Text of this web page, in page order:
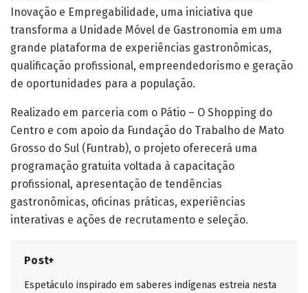
Inovação e Empregabilidade, uma iniciativa que
transforma a Unidade Móvel de Gastronomia em uma
grande plataforma de experiências gastronômicas,
qualificação profissional, empreendedorismo e geração
de oportunidades para a população.
Realizado em parceria com o Pátio – O Shopping do
Centro e com apoio da Fundação do Trabalho de Mato
Grosso do Sul (Funtrab), o projeto oferecerá uma
programação gratuita voltada à capacitação
profissional, apresentação de tendências
gastronômicas, oficinas práticas, experiências
interativas e ações de recrutamento e seleção.
Post+
Espetáculo inspirado em saberes indígenas estreia nesta